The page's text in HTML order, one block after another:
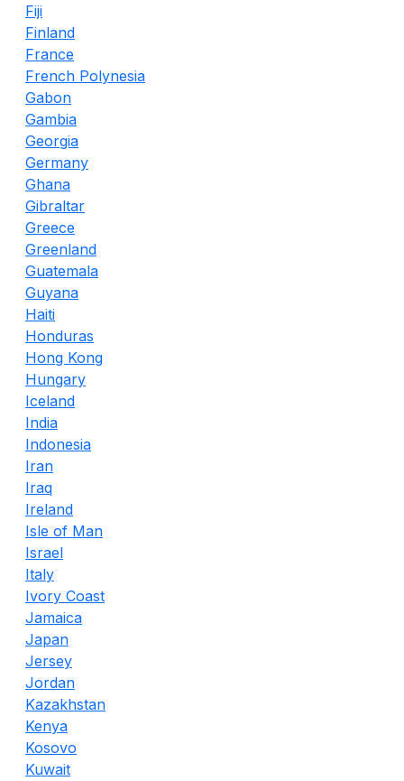
Fiji
Finland
France
French Polynesia
Gabon
Gambia
Georgia
Germany
Ghana
Gibraltar
Greece
Greenland
Guatemala
Guyana
Haiti
Honduras
Hong Kong
Hungary
Iceland
India
Indonesia
Iran
Iraq
Ireland
Isle of Man
Israel
Italy
Ivory Coast
Jamaica
Japan
Jersey
Jordan
Kazakhstan
Kenya
Kosovo
Kuwait